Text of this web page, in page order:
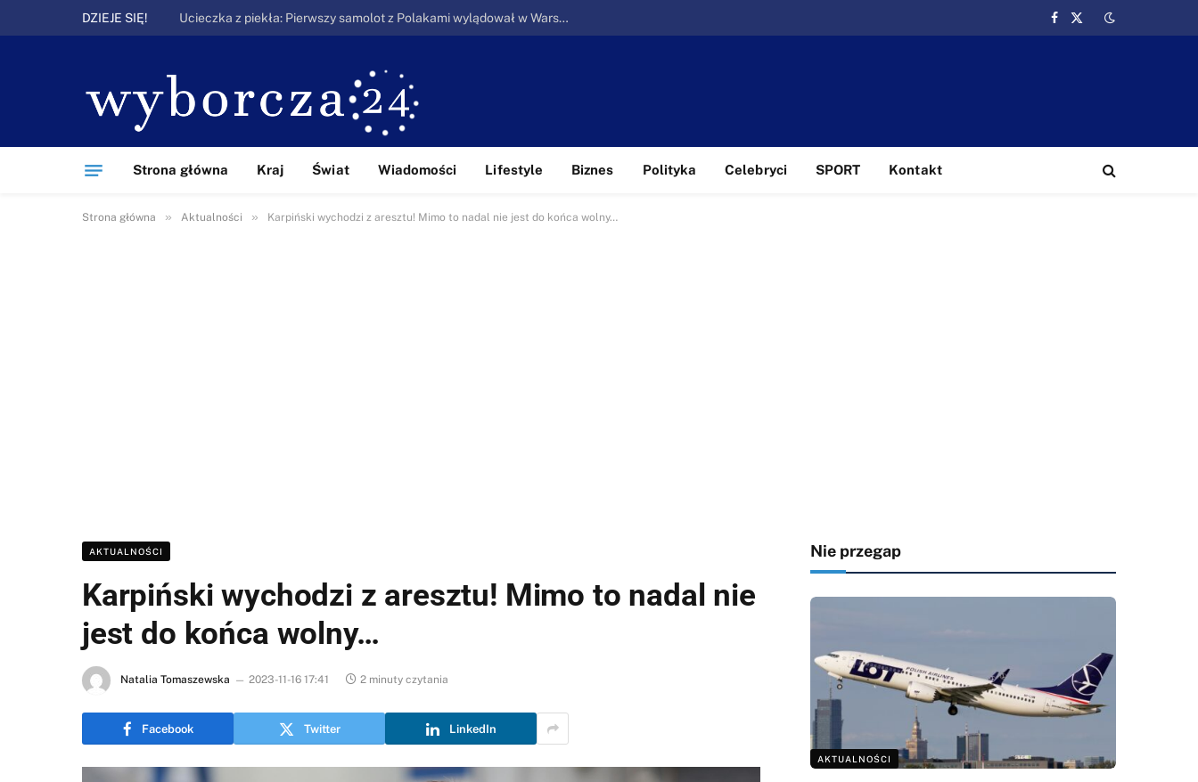
DZIEJE SIĘ! Ucieczka z piekła: Pierwszy samolot z Polakami wylądował w Warszawie
Facebook
X
Strona główna Kraj Świat Wiadomości Lifestyle Biznes Polityka Celebryci SPORT Kontakt
Strona główna » Aktualności » Karpiński wychodzi z aresztu! Mimo to nadal nie jest do końca wolny…
AKTUALNOŚCI
Karpiński wychodzi z aresztu! Mimo to nadal nie
jest do końca wolny…
Natalia Tomaszewska 2023-11-16 17:41 2 minuty czytania
Facebook Twitter LinkedIn
Nie przegap
AKTUALNOŚCI